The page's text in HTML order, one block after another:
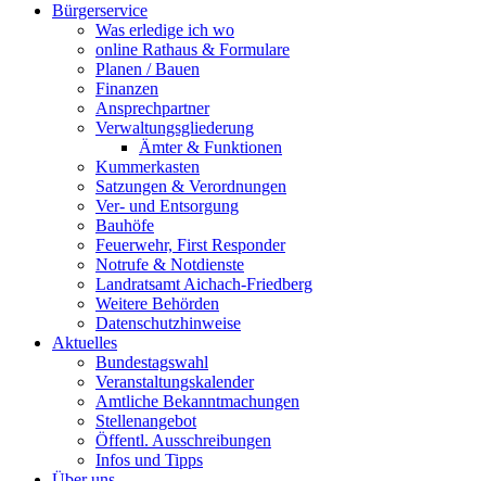
Bürgerservice
Was erledige ich wo
online Rathaus & Formulare
Planen / Bauen
Finanzen
Ansprechpartner
Verwaltungsgliederung
Ämter & Funktionen
Kummerkasten
Satzungen & Verordnungen
Ver- und Entsorgung
Bauhöfe
Feuerwehr, First Responder
Notrufe & Notdienste
Landratsamt Aichach-Friedberg
Weitere Behörden
Datenschutzhinweise
Aktuelles
Bundestagswahl
Veranstaltungskalender
Amtliche Bekanntmachungen
Stellenangebot
Öffentl. Ausschreibungen
Infos und Tipps